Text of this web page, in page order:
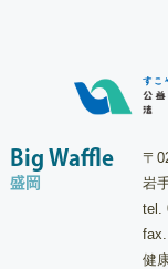
Big Waffle
盛岡
〒
岩
tel.
健